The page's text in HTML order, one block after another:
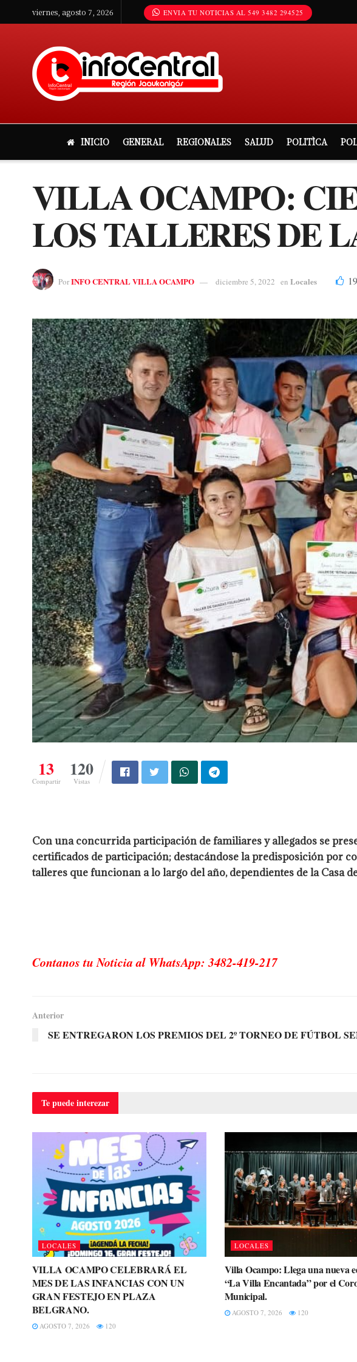
viernes, agosto 7, 2026 ENVIA TU NOTICIAS AL 549 3482 294525
INICIO GENERAL REGIONALES SALUD POLITÌCA
VILLA OCAMPO:
LOS TALLERES DE
PorINFO CENTRAL VILLA OCAMPO diciembre 5, 2022 en Locales 19
13
Compartir
120
Vistas
Con una concurrida participación de familiares y allegados se
certificados de participación; destacándose la predisposición por
talleres que funcionan a lo largo del año, dependientes de la Casa
Contanos tu Noticia al WhatsApp: 3482-419-217
Anterior
SE ENTREGARON LOS PREMIOS DEL 2º TORNEO DE FÚTBOL
Te puedeinterezar
LOCALES
VILLA OCAMPO CELEBRARÁ EL
MES DE LAS INFANCIAS CON UN
GRAN FESTEJO EN PLAZA
BELGRANO.
AGOSTO 7, 2026 120
LOCALES
Villa Ocampo: Llega una nueva
“La Villa Encantada” por el
Municipal.
AGOSTO 7, 2026 120